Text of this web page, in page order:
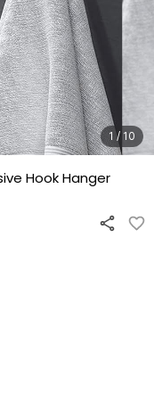
1 / 10
Hook Hanger